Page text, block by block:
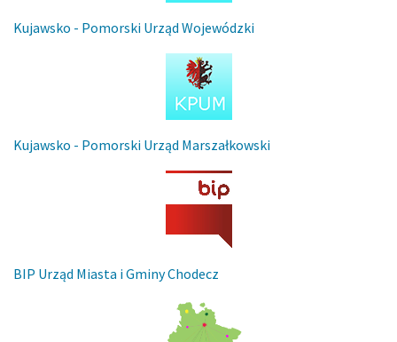
Kujawsko - Pomorski Urząd Wojewódzki
Kujawsko - Pomorski Urząd Marszałkowski
BIP Urząd Miasta i Gminy Chodecz